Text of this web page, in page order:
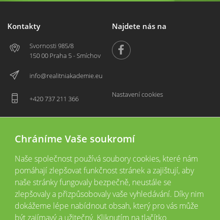
Kontakty
Svornosti 985/8
150 00 Praha 5 - Smíchov
info@realitniakademie.eu
+420 737 211 366
Najdete nás na
Nastavení cookies
2026 © CopyrightVšechna práva vyhrazena
Tyto webové stránky jsou provozovány společností Realitní akademie České
Chráníme Vaše soukromí
Naše společnost používá soubory cookies, které nám
pomáhají zlepšovat funkčnost stránek a zajištují, aby
naše stránky fungovaly bezpečně, neustále se
zlepšovaly a přizpůsobovaly vaše vyhledávání. Díky nim
dokážeme lépe nabídnout obsah, který pro vás může
být zajímavý a užitečný. Kliknutím na tlačítko